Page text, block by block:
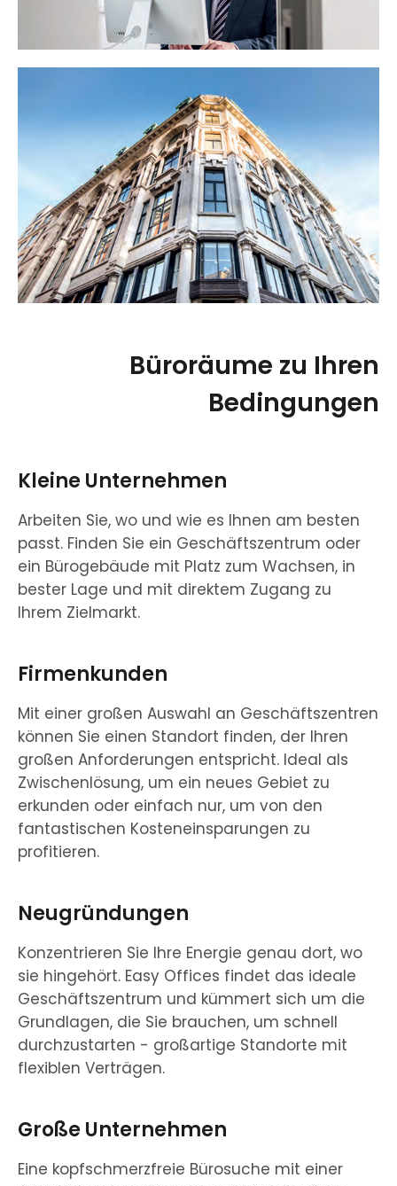
Büroräume zu Ihren
Bedingungen
Kleine Unternehmen
Arbeiten Sie, wo und wie es Ihnen am besten
passt. Finden Sie ein Geschäftszentrum oder
ein Bürogebäude mit Platz zum Wachsen, in
bester Lage und mit direktem Zugang zu
Ihrem Zielmarkt.
Firmenkunden
Mit einer großen Auswahl an Geschäftszentren
können Sie einen Standort finden, der Ihren
großen Anforderungen entspricht. Ideal als
Zwischenlösung, um ein neues Gebiet zu
erkunden oder einfach nur, um von den
fantastischen Kosteneinsparungen zu
profitieren.
Neugründungen
Konzentrieren Sie Ihre Energie genau dort, wo
sie hingehört. Easy Offices findet das ideale
Geschäftszentrum und kümmert sich um die
Grundlagen, die Sie brauchen, um schnell
durchzustarten - großartige Standorte mit
flexiblen Verträgen.
Große Unternehmen
Eine kopfschmerzfreie Bürosuche mit einer